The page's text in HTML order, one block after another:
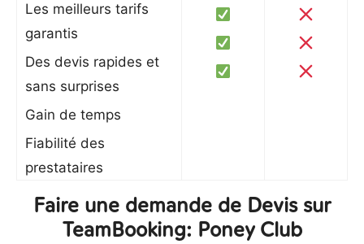
Les meilleurs tarifs
garantis
Des devis rapides et
sans surprises
Gain de temps
Fiabilité des
prestataires
Faire une demande de Devis sur
TeamBooking: Poney Club